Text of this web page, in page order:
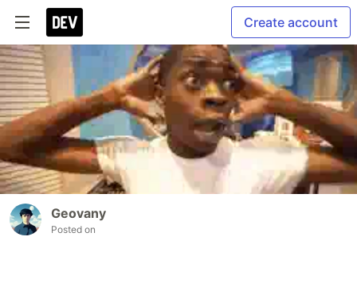
Create account
Geovany
Posted on